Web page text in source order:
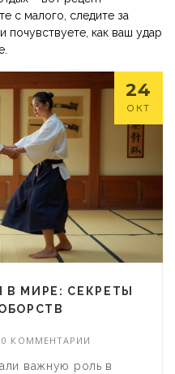
с малого, следите за
почувствуете, как ваш удар
24
ОКТ
В МИРЕ: СЕКРЕТЫ
0 КОММЕНТАРИИ
важную роль в